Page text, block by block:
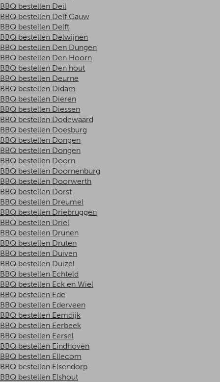
BBQ bestellen Deil
BBQ bestellen Delf Gauw
BBQ bestellen Delft
BBQ bestellen Delwijnen
BBQ bestellen Den Dungen
BBQ bestellen Den Hoorn
BBQ bestellen Den hout
BBQ bestellen Deurne
BBQ bestellen Didam
BBQ bestellen Dieren
BBQ bestellen Diessen
BBQ bestellen Dodewaard
BBQ bestellen Doesburg
BBQ bestellen Dongen
BBQ bestellen Dongen
BBQ bestellen Doorn
BBQ bestellen Doornenburg
BBQ bestellen Doorwerth
BBQ bestellen Dorst
BBQ bestellen Dreumel
BBQ bestellen Driebruggen
BBQ bestellen Driel
BBQ bestellen Drunen
BBQ bestellen Druten
BBQ bestellen Duiven
BBQ bestellen Duizel
BBQ bestellen Echteld
BBQ bestellen Eck en Wiel
BBQ bestellen Ede
BBQ bestellen Ederveen
BBQ bestellen Eemdijk
BBQ bestellen Eerbeek
BBQ bestellen Eersel
BBQ bestellen Eindhoven
BBQ bestellen Ellecom
BBQ bestellen Elsendorp
BBQ bestellen Elshout